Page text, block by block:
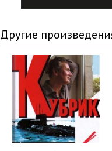
020_domoi
021_konrolny_vyhod_1
022_konrolny_vyhod_2
023_konrolny_vyhod_3
024_konrolny_vyhod_4
Другие